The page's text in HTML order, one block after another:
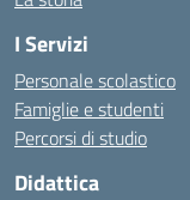
I Servizi
Personale scolastico
Famiglie e studenti
Percorsi di studio
Didattica